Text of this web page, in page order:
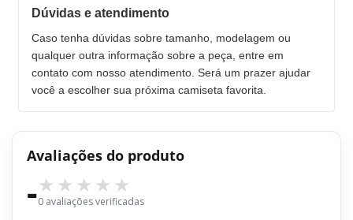
Dúvidas e atendimento
Caso tenha dúvidas sobre tamanho, modelagem ou
qualquer outra informação sobre a peça, entre em
contato com nosso atendimento. Será um prazer ajudar
você a escolher sua próxima camiseta favorita.
Avaliações do produto
-0 avaliações verificadas